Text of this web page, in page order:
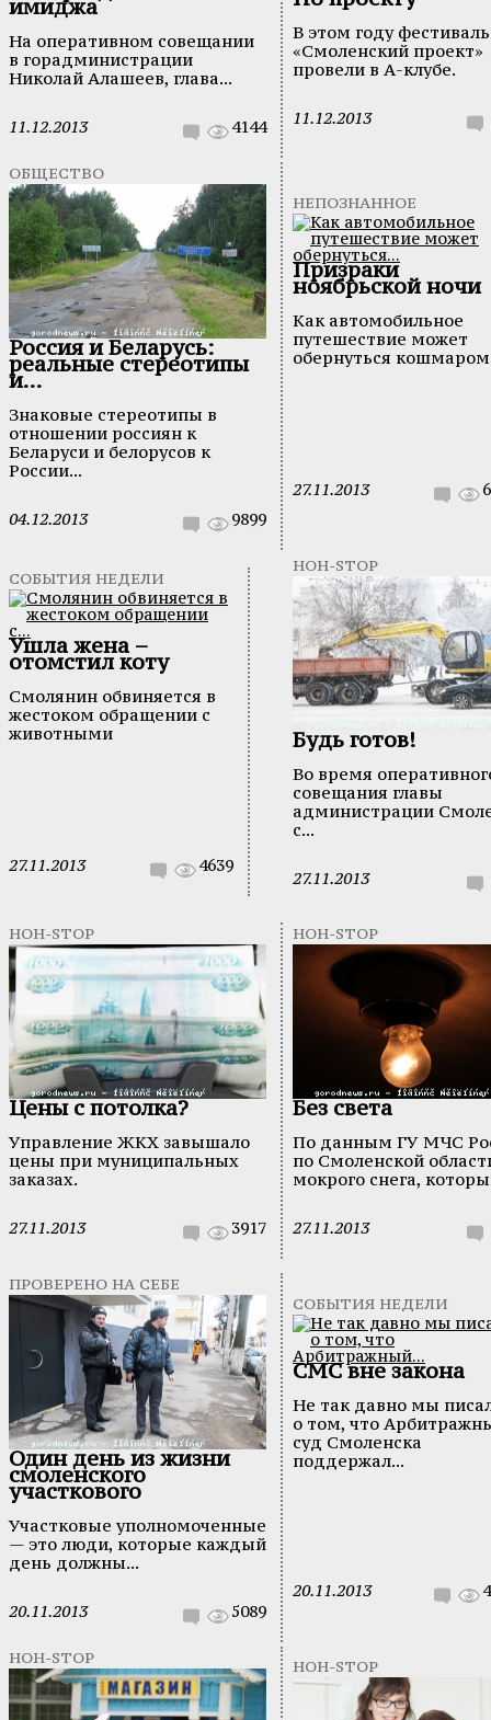
имиджа
На оперативном совещании
в горадминистрации
Николай Алашеев, глава...
11.12.2013 4144
В этом году фестиваль
«Смоленский проект»
провели в А-клубе.
11.12.2013
ОБЩЕСТВО
Россия и Беларусь:
реальные стереотипы
и...
Знаковые стереотипы в
отношении россиян к
Беларуси и белорусов к
России...
04.12.2013 9899
НЕПОЗНАННОЕ
Призраки
ноябрьской ночи
Как автомобильное
путешествие может
обернуться кошмаром
27.11.2013
СОБЫТИЯ НЕДЕЛИ
Ушла жена –
отомстил коту
Смолянин обвиняется в
жестоком обращении с
животными
27.11.2013 4639
НОН-STOP
Будь готов!
Во время
совещания главы
администрации
с...
27.11.2013
НОН-STOP
Цены с потолка?
Управление ЖКХ завышало
цены при муниципальных
заказах.
27.11.2013 3917
НОН-STOP
Без света
По данным ГУ МЧС
по Смоленской
мокрого снега,
27.11.2013
ПРОВЕРЕНО НА СЕБЕ
Один день из жизни
смоленского
участкового
Участковые уполномоченные
— это люди, которые каждый
день должны...
20.11.2013 5089
СОБЫТИЯ НЕДЕЛИ
СМС вне закона
Не так давно мы
о том, что
суд Смоленска
поддержал...
20.11.2013
НОН-STOP НОН-STOP